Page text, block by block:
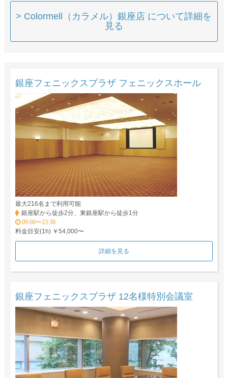
> Colormell（カラメル）銀座店 について詳細を
見る
銀座フェニックスプラザ フェニックスホール
最大216名まで利用可能
銀座駅から徒歩2分、東銀座駅から徒歩1分
09:00〜23:30
料金目安(1h) ￥54,000〜
詳細を見る
銀座フェニックスプラザ 12名様特別会議室